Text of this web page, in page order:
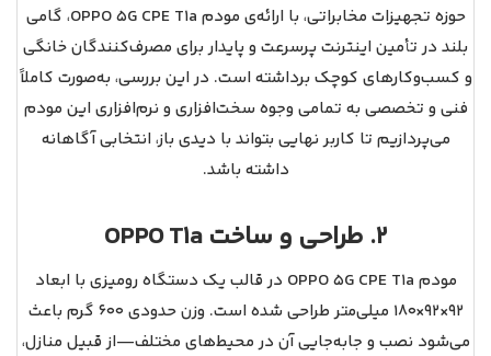
حوزه تجهیزات مخابراتی، با ارائه‌ی مودم OPPO 5G CPE T1a، گامی
بلند در تأمین اینترنت پرسرعت و پایدار برای مصرف‌کنندگان خانگی
و کسب‌وکارهای کوچک برداشته است. در این بررسی، به‌صورت کاملاً
فنی و تخصصی به تمامی وجوه سخت‌افزاری و نرم‌افزاری این مودم
می‌پردازیم تا کاربر نهایی بتواند با دیدی باز، انتخابی آگاهانه
داشته باشد.
2. طراحی و ساخت OPPO T1a
مودم OPPO 5G CPE T1a در قالب یک دستگاه رومیزی با ابعاد
۹۲×۹۲×۱۸۰ میلی‌متر طراحی شده است. وزن حدودی ۶۰۰ گرم باعث
می‌شود نصب و جابه‌جایی آن در محیط‌های مختلف—از قبیل منازل،